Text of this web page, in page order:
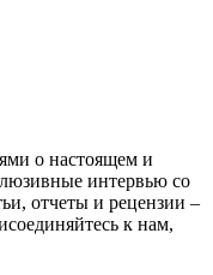
о настоящем и
интервью со
отчеты и рецензии –
к нам,